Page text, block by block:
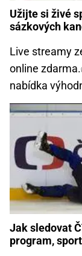
Užijte si živé
sázkových
Live streamy
online
nabídka
Jak sledovat
program,